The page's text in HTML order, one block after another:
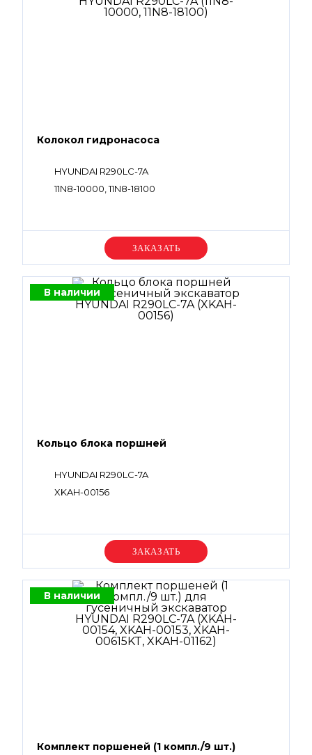
Колокол гидронасоса
HYUNDAI R290LC-7A
11N8-10000, 11N8-18100
Уточняйте цену
В наличии
Кольцо блока поршней
HYUNDAI R290LC-7A
XKAH-00156
Уточняйте цену
В наличии
Комплект поршеней (1 компл./9 шт.)